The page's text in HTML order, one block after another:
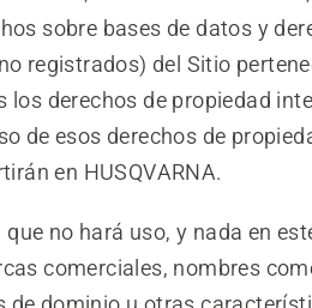
sobre bases de datos y
registrados) del Sitio
los derechos de propiedad
de esos derechos de
en HUSQVARNA.
no hará uso, y nada en
comerciales, nombres